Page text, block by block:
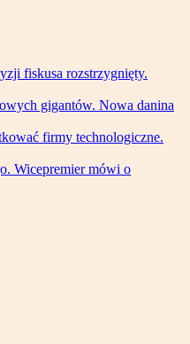
fiskusa rozstrzygnięty.
gigantów. Nowa danina
firmy technologiczne.
Wicepremier mówi o